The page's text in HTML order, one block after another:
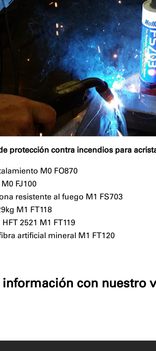
protección contra incendios para
M0 FO870
FJ100
resistente al fuego M1 FS703
M1 FT118
2521 M1 FT119
artificial mineral M1 FT120
con nuestro